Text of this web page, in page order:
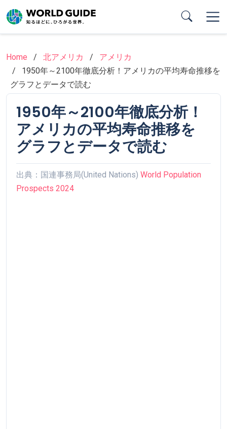
to
main
Home
北アメリカ
アメリカ
1950年～2100年徹底分析！アメリカの平均寿命推移を
グラフとデータで読む
1950年～2100年徹底分析！
アメリカの平均寿命推移を
グラフとデータで読む
出典：国連事務局(United Nations)World Population
Prospects 2024